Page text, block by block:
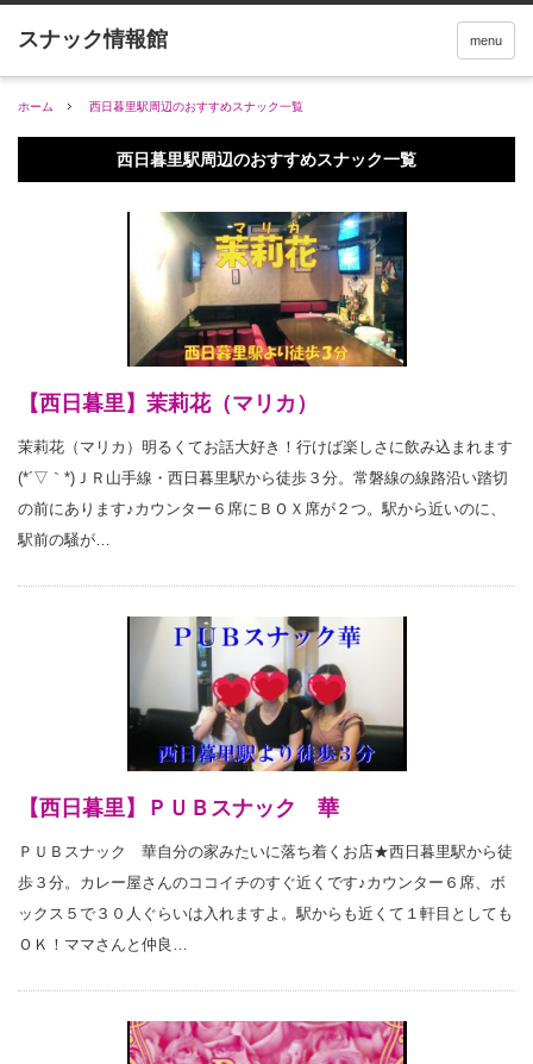
menu
ホーム 西日暮里駅周辺のおすすめスナック一覧
西日暮里駅周辺のおすすめスナック一覧
【西日暮里】茉莉花（マリカ）
茉莉花（マリカ）明るくてお話大好き！行けば楽しさに飲み込まれます
(*´▽｀*)ＪＲ山手線・西日暮里駅から徒歩３分。常磐線の線路沿い踏切
の前にあります♪カウンター６席にＢＯＸ席が２つ。駅から近いのに、
駅前の騒が…
【西日暮里】ＰＵＢスナック 華
ＰＵＢスナック 華自分の家みたいに落ち着くお店★西日暮里駅から徒
歩３分。カレー屋さんのココイチのすぐ近くです♪カウンター６席、ボ
ックス５で３０人ぐらいは入れますよ。駅からも近くて１軒目としても
ＯＫ！ママさんと仲良…